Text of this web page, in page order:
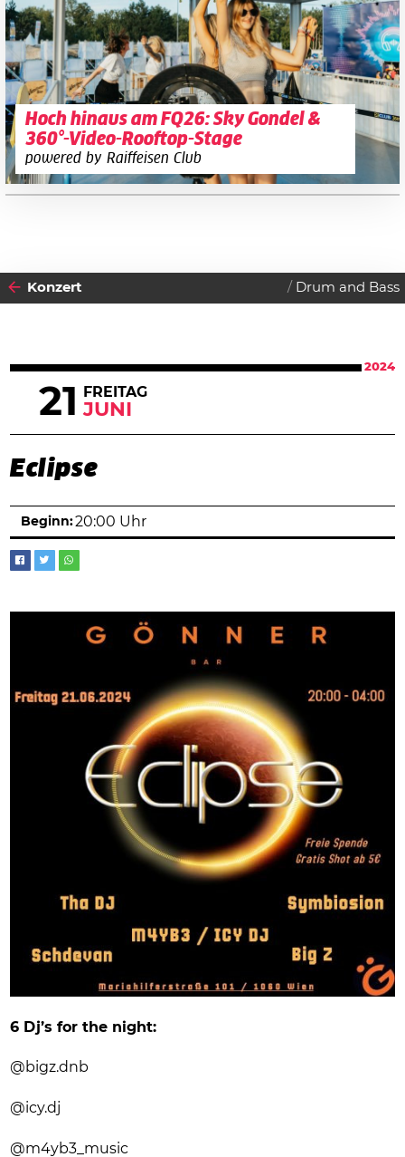
Hoch hinaus am FQ26: Sky Gondel &
360°-Video-Rooftop-Stage
powered by Raiffeisen Club
Konzert Drum and Bass
2024
21 FREITAG
JUNI
Eclipse
Beginn:20:00 Uhr
6 Dj’s for the night:
@bigz.dnb
@icy.dj
@m4yb3_music